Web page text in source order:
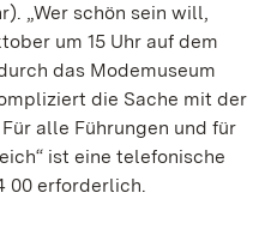
„Wer schön sein will,
um 15 Uhr auf dem
das Modemuseum
die Sache mit der
alle Führungen und für
ist eine telefonische
00 erforderlich.